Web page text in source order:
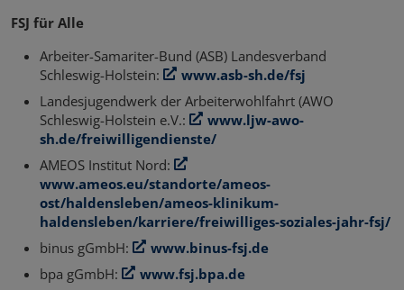
FSJ für Alle
Arbeiter-Samariter-Bund (ASB) Landesverband
Schleswig-Holstein:
www.asb-sh.de/fsj
Landesjugendwerk der Arbeiterwohlfahrt (AWO
Schleswig-Holstein e.V.:
www.ljw-awo-
sh.de/freiwilligendienste/
AMEOS Institut Nord:
www.ameos.eu/standorte/ameos-
ost/haldensleben/ameos-klinikum-
haldensleben/karriere/freiwilliges-soziales-jahr-fsj/
binus gGmbH:
www.binus-fsj.de
bpa gGmbH:
www.fsj.bpa.de